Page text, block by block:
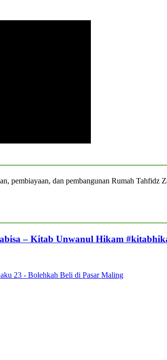
pembiayaan, dan pembangunan Rumah Tahfidz
– Kitab Unwanul Hikam